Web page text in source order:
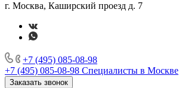
г. Москва, Каширский проезд д. 7
+7 (495) 085-08-98
+7 (495) 085-08-98 Специалисты в Москве
Заказать звонок